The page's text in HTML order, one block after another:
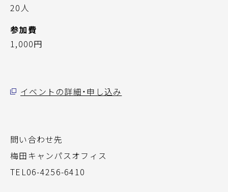
20人
参加費
1,000円
イベントの詳細・申し込み
問い合わせ先
梅田キャンパスオフィス
TEL06-4256-6410